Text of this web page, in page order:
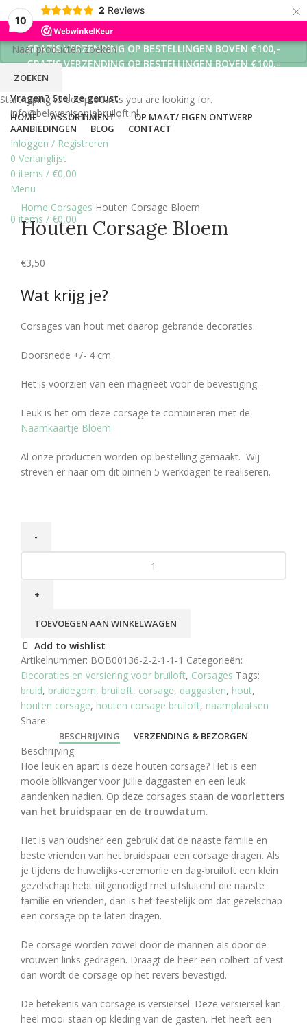
10
2 Reviews ×
GRATIS VERZENDING OP BESTELLINGEN BOVEN €100,-
GRATIS VERZENDING OP BESTELLINGEN BOVEN €100,-
GRATIS VERZENDING OP BESTELLINGEN BOVEN €100,-
Vragen? Stel ze gerust
info@belevenisopjebruiloft.nl
Inloggen / Registreren
0 Verlanglijst
0 items / €0,00
Menu
0 items / €0,00
HOME ASSORTIMENT
OP MAAT/ EIGEN ONTWERP
AANBIEDINGEN
BLOG CONTACT
Click to enlarge
Home Corsages Houten Corsage Bloem
Houten Corsage Bloem
€3,50
Wat krijg je?
Corsages van hout met daarop gebrande decoraties.
Doorsnede +/- 4 cm
Het is voorzien van een magneet voor de bevestiging.
Leuk is het om deze corsage te combineren met de
Naamkaartje Bloem
Al onze producten worden op bestelling gemaakt. Wij
streven er naar om dit binnen 5 werkdagen te realiseren.
TOEVOEGEN AAN WINKELWAGEN
Add to wishlist
Artikelnummer: BOB00136-2-2-1-1-1 Categorieën:
Decoraties en versiering voor bruiloft, Corsages Tags:
bruid, bruidegom, bruiloft, corsage, daggasten, hout,
houten corsage, houten corsage bruiloft, naamplaatsen
Share:
BESCHRIJVING VERZENDING & BEZORGEN
Beschrijving
Hoe leuk en apart is deze houten corsage? Het is een
mooie blikvanger voor jullie daggasten en een leuk
aandenken nadien. Op deze corsages staan de voorletters
van het bruidspaar en de trouwdatum.
Het is van oudsher een gebruik dat de naaste familie en
beste vrienden van het bruidspaar een corsage dragen. Als
je tijdens de huwelijks-ceremonie en dag-bruiloft een klein
gezelschap hebt uitgenodigd met uitsluitend die naaste
familie en vrienden, dan is het feestelijk om dat gezelschap
een corsage op te laten dragen.
De corsage worden zowel door de mannen als door de
vrouwen links gedragen. Draagt de heer een colbert of vest
dan wordt de corsage op het revers bevestigd.
De betekenis van corsage is versiersel. Deze versiersel kan
heel mooi staan op kleding van de gasten. Het heeft een
ZOEKEN
Start typing to see products you are looking for.